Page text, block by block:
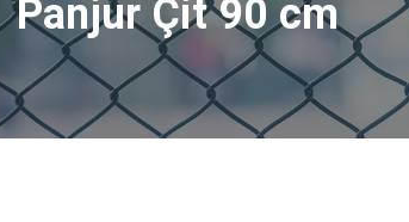
Panjur Çit 90 cm